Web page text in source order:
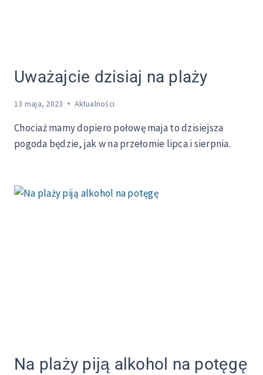
Uważajcie dzisiaj na plaży
13 maja, 2023 Aktualności
Chociaż mamy dopiero połowę maja to dzisiejsza
pogoda będzie, jak w na przełomie lipca i sierpnia.
Na plaży piją alkohol na potęgę